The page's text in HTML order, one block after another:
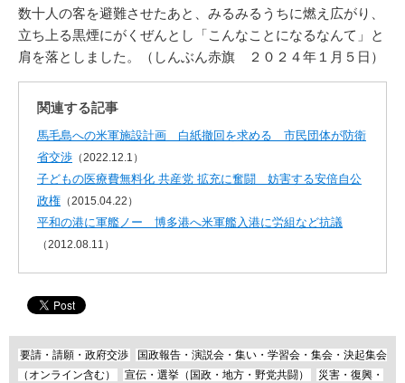
数十人の客を避難させたあと、みるみるうちに燃え広がり、
立ち上る黒煙にがくぜんとし「こんなことになるなんて」と
肩を落としました。（しんぶん赤旗 ２０２４年１月５日）
関連する記事
馬毛島への米軍施設計画 白紙撤回を求める 市民団体が防衛
省交渉 （2022.12.1）
子どもの医療費無料化 共産党 拡充に奮闘 妨害する安倍自公
政権 （2015.04.22）
平和の港に軍艦ノー 博多港へ米軍艦入港に労組など抗議
（2012.08.11）
要請・請願・政府交渉
国政報告・演説会・集い・学習会・集会・決起集会
（オンライン含む）
宣伝・選挙（国政・地方・野党共闘）
災害・復興・